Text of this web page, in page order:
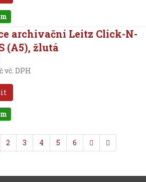
archivační Leitz Click-N-
(A5), žlutá
vč. DPH
2 3 4 5 6